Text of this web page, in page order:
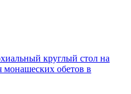
круглый стол на
монашеских обетов в